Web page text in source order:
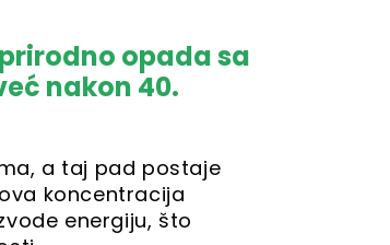
opada sa
nakon 40.
a taj pad postaje
koncentracija
energiju, što